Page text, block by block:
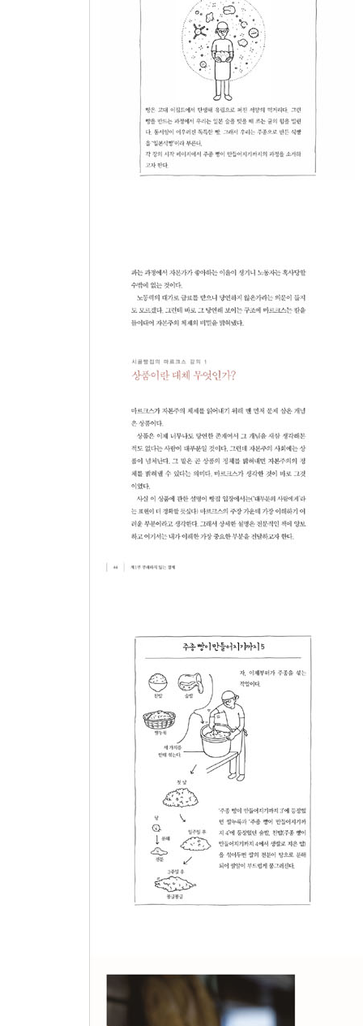
이윤을 노리지 않는다 | 농약은 쳐본 사람이 무서
제5장 빵을 키우고 사람을 키우는 또 하나의 도전
밀 향기를 맡으며 시작하는 빵집의 하루 | 균과
행복감과 안도감 | 기술을 뒷받침하는 눈은 온
안타까운 현실 | 기술과 정신을 물려주는 빵 | 제
위한 또 하나의 도전 | 아버지와의 화해 | 돈은 미래